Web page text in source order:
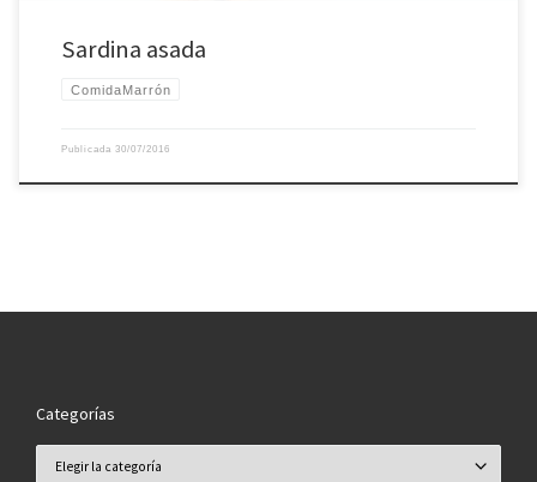
Sardina asada
ComidaMarrón
Publicada 30/07/2016
Categorías